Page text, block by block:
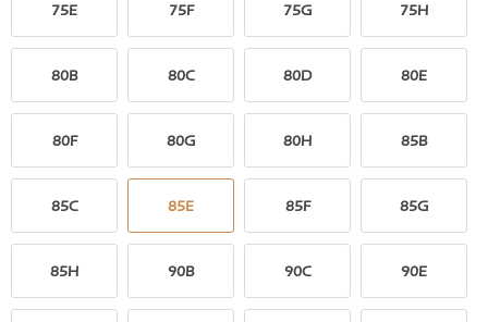
75E 75F 75G 75H
80B 80C 80D 80E
80F 80G 80H 85B
85C 85E 85F 85G
85H 90B 90C 90E